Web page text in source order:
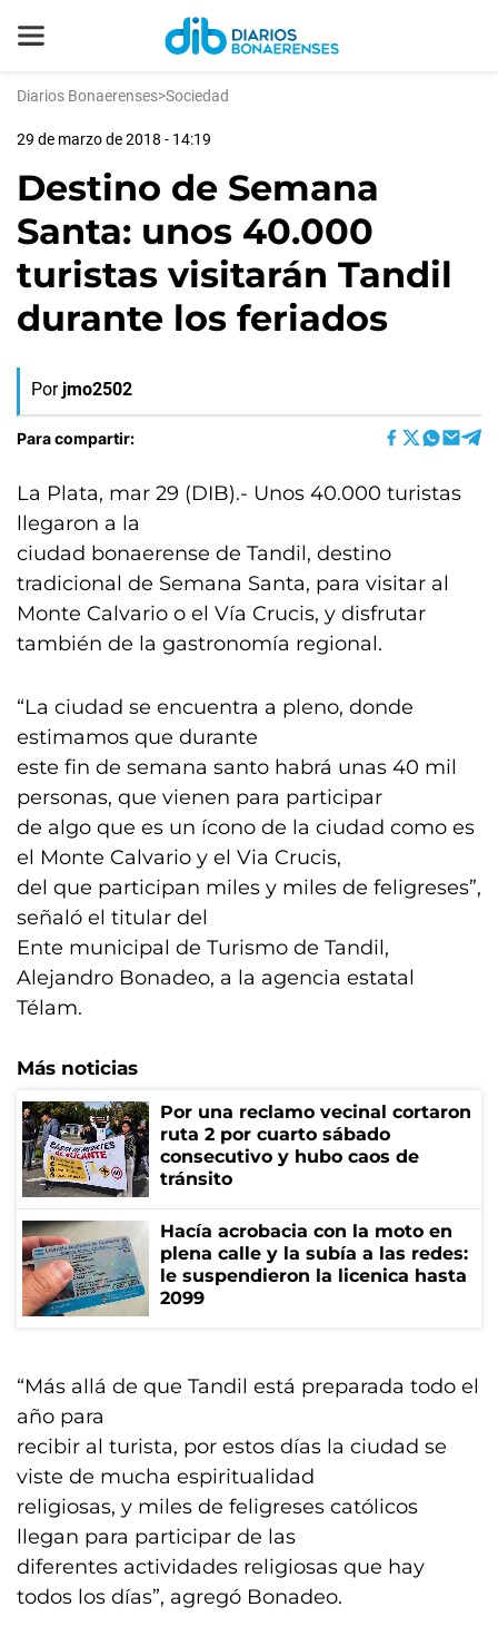
Diarios Bonaerenses>Sociedad
29 de marzo de 2018 - 14:19
Destino de Semana
Santa: unos 40.000
turistas visitarán Tandil
durante los feriados
Por jmo2502
Para compartir:
La Plata, mar 29 (DIB).- Unos 40.000 turistas
llegaron a la
ciudad bonaerense de Tandil, destino
tradicional de Semana Santa, para visitar al
Monte Calvario o el Vía Crucis, y disfrutar
también de la gastronomía regional.
“La ciudad se encuentra a pleno, donde
estimamos que durante
este fin de semana santo habrá unas 40 mil
personas, que vienen para participar
de algo que es un ícono de la ciudad como es
el Monte Calvario y el Via Crucis,
del que participan miles y miles de feligreses”,
señaló el titular del
Ente municipal de Turismo de Tandil,
Alejandro Bonadeo, a la agencia estatal
Télam.
Más noticias
Por una reclamo vecinal cortaron
ruta 2 por cuarto sábado
consecutivo y hubo caos de
tránsito
Hacía acrobacia con la moto en
plena calle y la subía a las redes:
le suspendieron la licenica hasta
2099
“Más allá de que Tandil está preparada todo el
año para
recibir al turista, por estos días la ciudad se
viste de mucha espiritualidad
religiosas, y miles de feligreses católicos
llegan para participar de las
diferentes actividades religiosas que hay
todos los días”, agregó Bonadeo.